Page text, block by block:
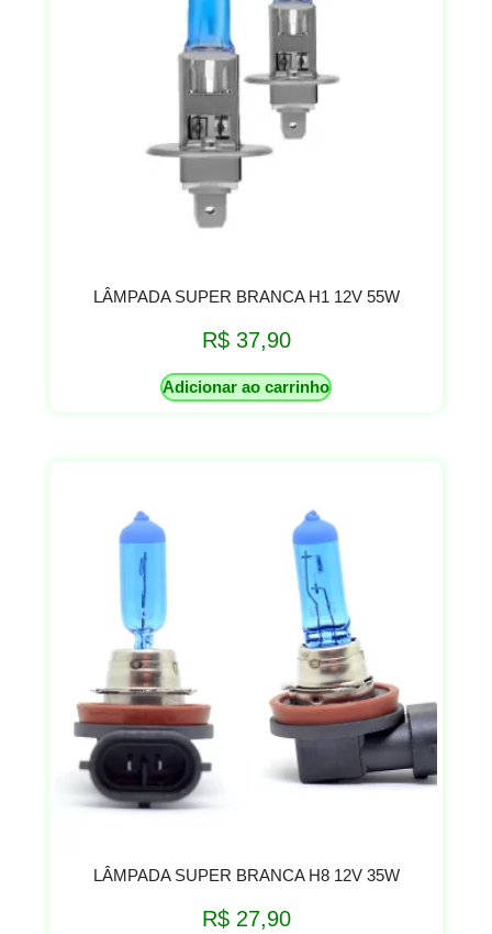
LÂMPADA SUPER BRANCA H1 12V 55W
R$37,90
Adicionar ao carrinho
LÂMPADA SUPER BRANCA H8 12V 35W
R$27,90